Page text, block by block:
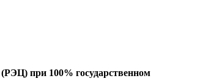
при 100% государственном